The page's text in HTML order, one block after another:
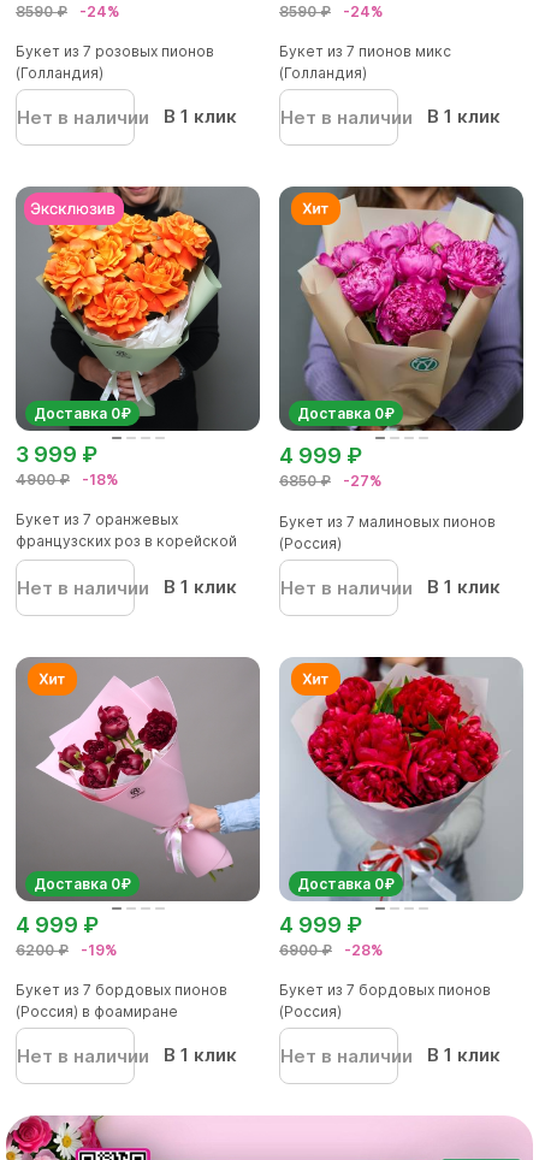
8590 ₽ -24%
Букет из 7 розовых пионов
(Голландия)
Нет в наличии В 1 клик
8590 ₽ -24%
Букет из 7 пионов микс
(Голландия)
Нет в наличии В 1 клик
Доставка 0₽
4900 ₽ -18%
3 999 ₽
Букет из 7 оранжевых
французских роз в корейской
упаков...
Нет в наличии В 1 клик
Доставка 0₽
6850 ₽ -27%
4 999 ₽
Букет из 7 малиновых пионов
(Россия)
Нет в наличии В 1 клик
Доставка 0₽
6200 ₽ -19%
4 999 ₽
Букет из 7 бордовых пионов
(Россия) в фоамиране
Нет в наличии В 1 клик
Доставка 0₽
6900 ₽ -28%
4 999 ₽
Букет из 7 бордовых пионов
(Россия)
Нет в наличии В 1 клик